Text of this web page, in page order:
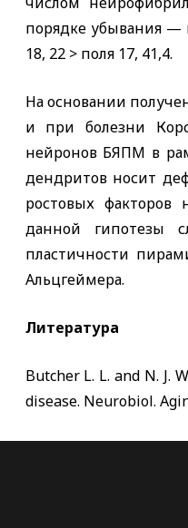
порядке убывания —
18, 22 > поля 17, 41,4.
На основании
и при болезни
нейронов БЯПМ в
дендритов носит
ростовых
данной гипотезы
пластичности
Альцгеймера.
Литература
Butcher L. L. and N. J.
disease. Neurobiol.